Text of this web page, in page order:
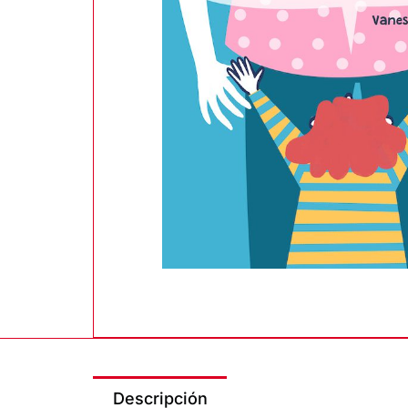
Descripción